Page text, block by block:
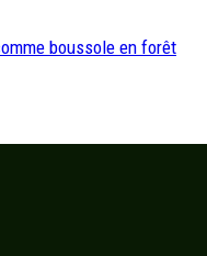
boussole en forêt